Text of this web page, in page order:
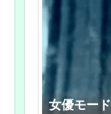
女優モー